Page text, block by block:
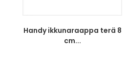
Handy ikkunaraappa terä 8
cm...